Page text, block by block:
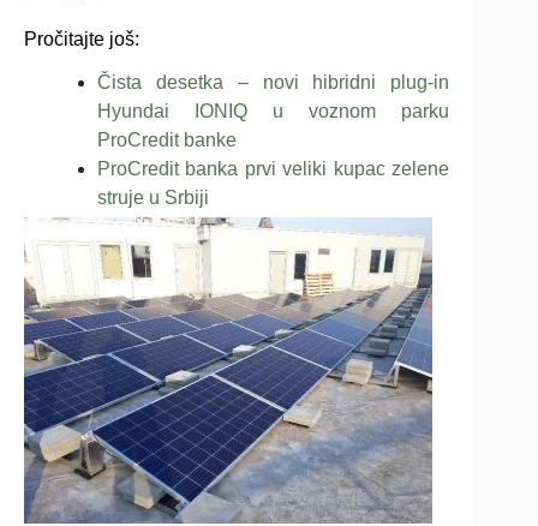
Pročitajte još:
Čista desetka – novi hibridni plug-in
Hyundai IONIQ u voznom parku
ProCredit banke
ProCredit banka prvi veliki kupac zelene
struje u Srbiji